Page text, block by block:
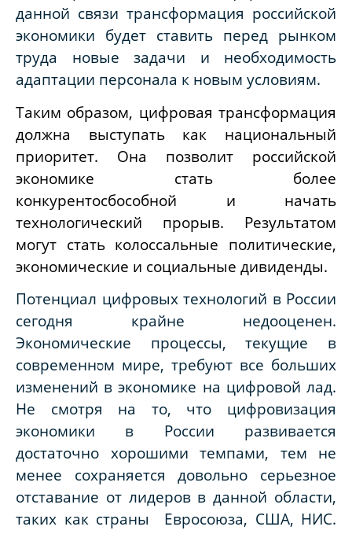
данной связи трансформация российской
экономики будет ставить перед рынком
труда новые задачи и необходимость
адаптации персонала к новым условиям.
Таким образом, цифровая трансформация
должна выступать как национальный
приоритет. Она позволит российской
экономике стать более
конкурентосбособной и начать
технологический прорыв. Результатом
могут стать колоссальные политические,
экономические и социальные дивиденды.
Потенциал цифровых технологий в России
сегодня крайне недооценен.
Экономические процессы, текущие в
современнסм мире, требуют все больших
изменений в экономике на цифровой лад.
Не смотря на то, что цифровизация
экономики в России развивается
достаточно хорошими темпами, тем не
менее сохраняется довольно серьезное
отставание от лидеров в данной области,
таких как страны Евросоюза, США, НИС.